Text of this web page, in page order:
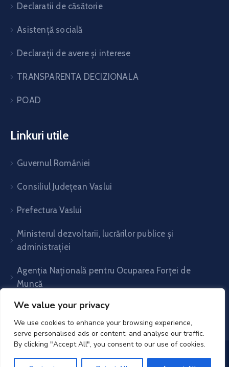
We value your privacy
We use cookies to enhance your browsing experience,
serve personalised ads or content, and analyse our traffic.
By clicking "Accept All", you consent to our use of cookies.
Declaratii de căsătorie
Asistență socială
Declarații de avere și interese
TRANSPARENTA DECIZIONALA
POAD
Linkuri utile
Guvernul României
Consiliul Județean Vaslui
Prefectura Vaslui
Ministerul dezvoltarii, lucrărilor publice și
administrației
Agenția Națională pentru Ocuparea Forței de
Muncă
UAT Voinești- Vaslui© 2025. All Rights Reserved